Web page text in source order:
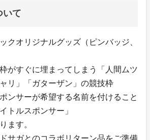
いて
クオリジナルグッズ（ピンバッジ、
がすぐに埋まってしまう「人間ムツ
リ」「ガターザン」の競技枠
ンサーが希望する名前を付けること
トルスポンサー」
ます。